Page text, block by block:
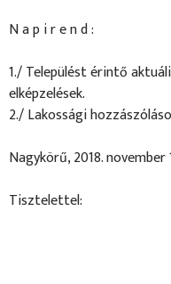
N a p i r e n d :
1./ Települést érintő
elképzelések.
2./ Lakossági
Nagykörű, 2018. november
Tisztelettel: